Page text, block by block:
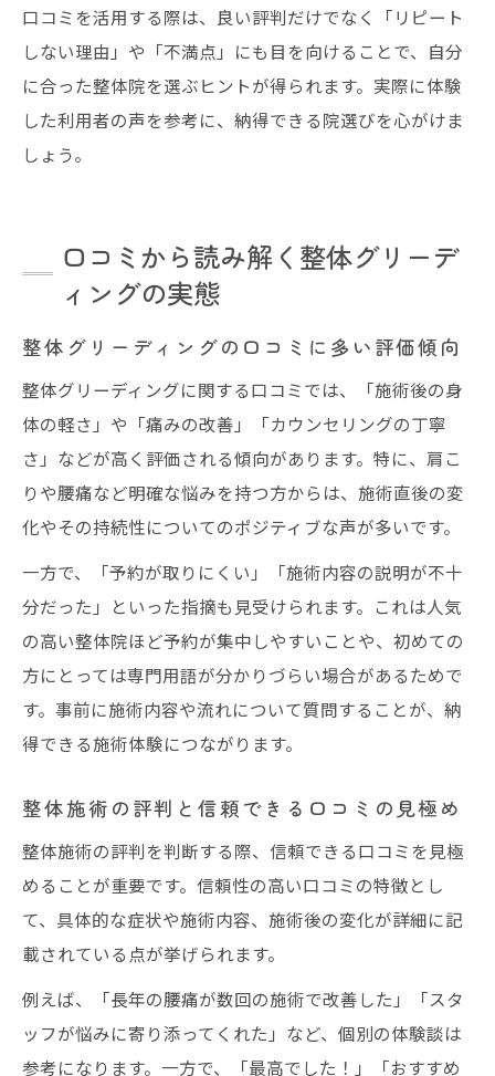
口コミを活用する際は、良い評判だけでなく「リピート
しない理由」や「不満点」にも目を向けることで、自分
に合った整体院を選ぶヒントが得られます。実際に体験
した利用者の声を参考に、納得できる院選びを心がけま
しょう。
口コミから読み解く整体グリーデ
ィングの実態
整体グリーディングの口コミに多い評価傾向
整体グリーディングに関する口コミでは、「施術後の身
体の軽さ」や「痛みの改善」「カウンセリングの丁寧
さ」などが高く評価される傾向があります。特に、肩こ
りや腰痛など明確な悩みを持つ方からは、施術直後の変
化やその持続性についてのポジティブな声が多いです。
一方で、「予約が取りにくい」「施術内容の説明が不十
分だった」といった指摘も見受けられます。これは人気
の高い整体院ほど予約が集中しやすいことや、初めての
方にとっては専門用語が分かりづらい場合があるためで
す。事前に施術内容や流れについて質問することが、納
得できる施術体験につながります。
整体施術の評判と信頼できる口コミの見極め
整体施術の評判を判断する際、信頼できる口コミを見極
めることが重要です。信頼性の高い口コミの特徴とし
て、具体的な症状や施術内容、施術後の変化が詳細に記
載されている点が挙げられます。
例えば、「長年の腰痛が数回の施術で改善した」「スタ
ッフが悩みに寄り添ってくれた」など、個別の体験談は
参考になります。一方で、「最高でした！」「おすすめ